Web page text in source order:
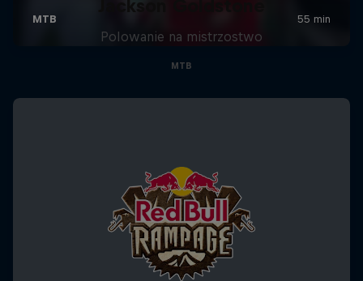
Jackson Goldstone
Polowanie na mistrzostwo
MTB